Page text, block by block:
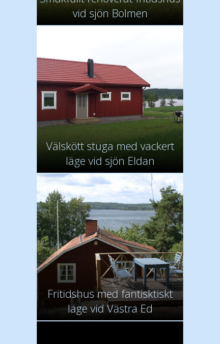
vid sjön Bolmen
Välskött stuga med vackert
läge vid sjön Eldan
Fritidshus med fantisktiskt
läge vid Västra Ed